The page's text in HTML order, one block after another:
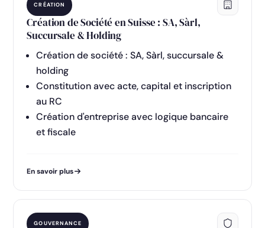
CRÉATION
Création de Société en Suisse : SA, Sàrl,
Succursale & Holding
Création de société : SA, Sàrl, succursale &
holding
Constitution avec acte, capital et inscription
au RC
Création d'entreprise avec logique bancaire
et fiscale
En savoir plus
GOUVERNANCE